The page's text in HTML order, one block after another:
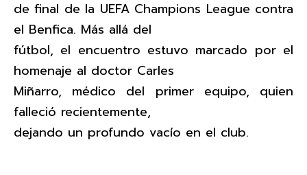
de final de la UEFA Champions League contra
el Benfica. Más allá del
fútbol, el encuentro estuvo marcado por el
homenaje al doctor Carles
Miñarro, médico del primer equipo, quien
falleció recientemente,
dejando un profundo vacío en el club.